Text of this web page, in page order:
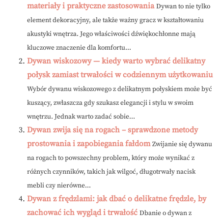
materiały i praktyczne zastosowania Dywan to nie tylko
element dekoracyjny, ale także ważny gracz w kształtowaniu
akustyki wnętrza. Jego właściwości dźwiękochłonne mają
kluczowe znaczenie dla komfortu...
Dywan wiskozowy — kiedy warto wybrać delikatny
połysk zamiast trwałości w codziennym użytkowaniu
Wybór dywanu wiskozowego z delikatnym połyskiem może być
kuszący, zwłaszcza gdy szukasz elegancji i stylu w swoim
wnętrzu. Jednak warto zadać sobie...
Dywan zwija się na rogach – sprawdzone metody
prostowania i zapobiegania fałdom Zwijanie się dywanu
na rogach to powszechny problem, który może wynikać z
różnych czynników, takich jak wilgoć, długotrwały nacisk
mebli czy nierówne...
Dywan z frędzlami: jak dbać o delikatne frędzle, by
zachować ich wygląd i trwałość Dbanie o dywan z